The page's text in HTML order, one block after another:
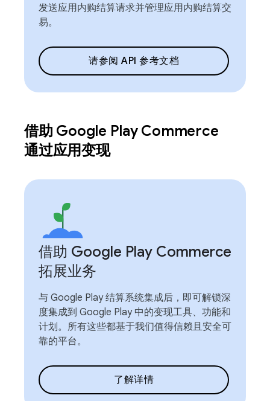
发送应用内购结算请求并管理应用内购结算交
易。
请参阅 API 参考文档
借助 Google Play Commerce
通过应用变现
借助 Google Play Commerce
拓展业务
与 Google Play 结算系统集成后，即可解锁深
度集成到 Google Play 中的变现工具、功能和
计划。所有这些都基于我们值得信赖且安全可
靠的平台。
了解详情